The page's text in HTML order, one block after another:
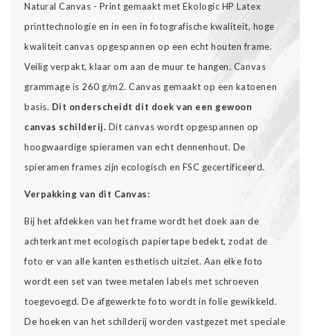
Natural Canvas - Print gemaakt met Ekologic HP Latex
printtechnologie en in een in fotografische kwaliteit, hoge
kwaliteit canvas opgespannen op een echt houten frame.
Veilig verpakt, klaar om aan de muur te hangen. Canvas
grammage is 260 g/m2. Canvas gemaakt op een katoenen
basis. Dit onderscheidt dit doek van een gewoon
canvas schilderij. Dit canvas wordt opgespannen op
hoogwaardige spieramen van echt dennenhout. De
spieramen frames zijn ecologisch en FSC gecertificeerd.
Verpakking van dit Canvas:
Bij het afdekken van het frame wordt het doek aan de
achterkant met ecologisch papiertape bedekt, zodat de
foto er van alle kanten esthetisch uitziet. Aan elke foto
wordt een set van twee metalen labels met schroeven
toegevoegd. De afgewerkte foto wordt in folie gewikkeld.
De hoeken van het schilderij worden vastgezet met speciale